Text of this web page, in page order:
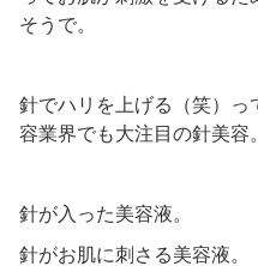
そうで。
針でハリを上げる（笑）っ
容業界でも大注目の針美容。
針が入った美容液。
針がお肌に刺さる美容液。